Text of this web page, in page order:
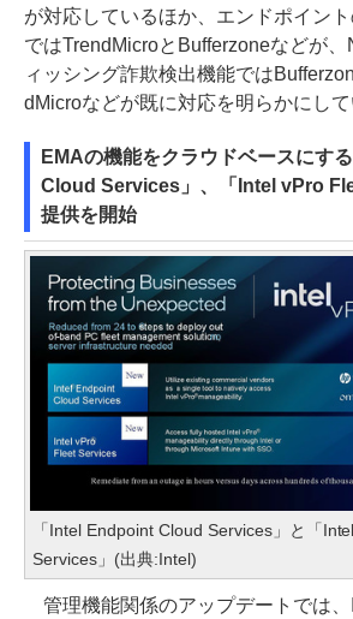
が対応しているほか、エンドポイン
ではTrendMicroとBufferzoneなどが
ィッシング詐欺検出機能では
dMicroなどが既に対応を明らかにして
EMAの機能をクラウドベースにす
Cloud Services」、「Intel vPro
提供を開始
「Intel Endpoint Cloud Services」と「
Services」(出典:Intel)
管理機能関係のアップデートでは